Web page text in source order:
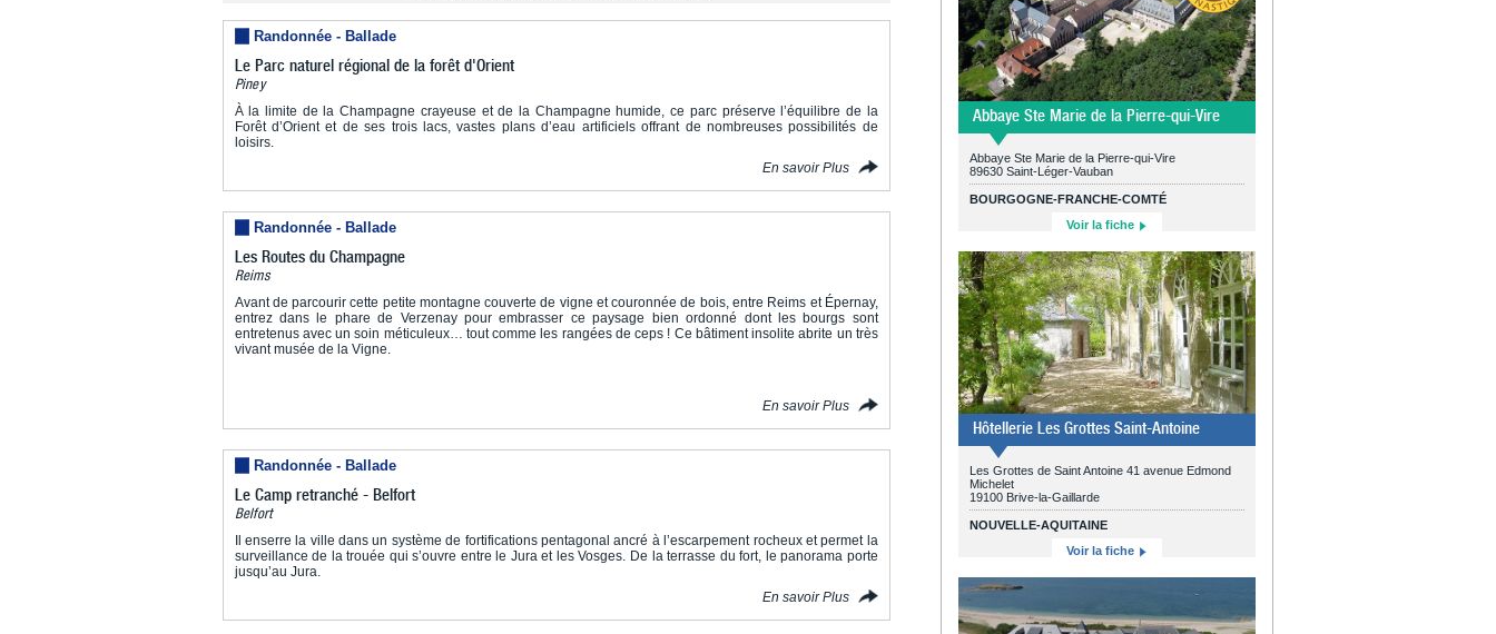
Randonnée - Ballade
Le Parc naturel régional de la forêt d'Orient
Piney
À la limite de la Champagne crayeuse et de la Champagne humide, ce parc préserve l’équilibre de la
Forêt d’Orient et de ses trois lacs, vastes plans d’eau artificiels offrant de nombreuses possibilités de
loisirs.
En savoir Plus
Randonnée - Ballade
Les Routes du Champagne
Reims
Avant de parcourir cette petite montagne couverte de vigne et couronnée de bois, entre Reims et Épernay,
entrez dans le phare de Verzenay pour embrasser ce paysage bien ordonné dont les bourgs sont
entretenus avec un soin méticuleux… tout comme les rangées de ceps ! Ce bâtiment insolite abrite un très
vivant musée de la Vigne.
En savoir Plus
Randonnée - Ballade
Le Camp retranché - Belfort
Belfort
Il enserre la ville dans un système de fortifications pentagonal ancré à l’escarpement rocheux et permet la
surveillance de la trouée qui s’ouvre entre le Jura et les Vosges. De la terrasse du fort, le panorama porte
jusqu’au Jura.
En savoir Plus
Abbaye Ste Marie de la Pierre-qui-Vire
Abbaye Ste Marie de la Pierre-qui-Vire
89630 Saint-Léger-Vauban
BOURGOGNE-FRANCHE-COMTÉ
Voir la fiche
Hôtellerie Les Grottes Saint-Antoine
Les Grottes de Saint Antoine 41 avenue Edmond
Michelet
19100 Brive-la-Gaillarde
NOUVELLE-AQUITAINE
Voir la fiche